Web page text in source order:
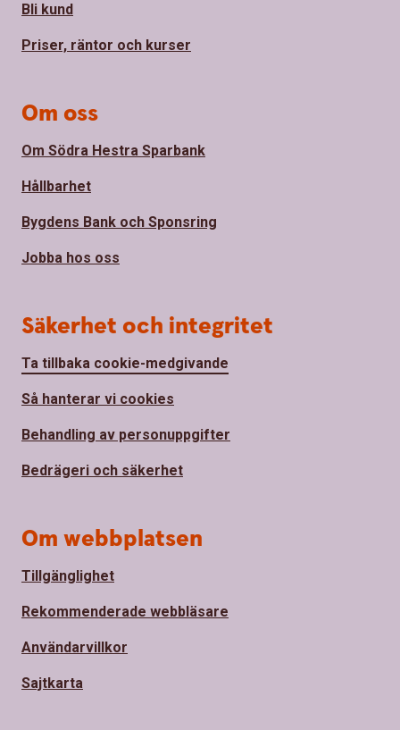
Bli kund
Priser, räntor och kurser
Om oss
Om Södra Hestra Sparbank
Hållbarhet
Bygdens Bank och Sponsring
Jobba hos oss
Säkerhet och integritet
Ta tillbaka cookie-medgivande
Så hanterar vi cookies
Behandling av personuppgifter
Bedrägeri och säkerhet
Om webbplatsen
Tillgänglighet
Rekommenderade webbläsare
Användarvillkor
Sajtkarta